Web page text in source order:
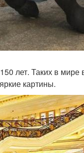
лет. Таких в мире
картины.